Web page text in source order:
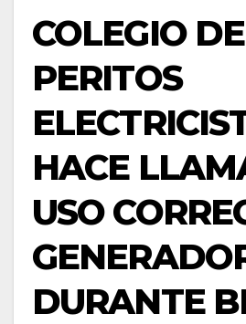
COLEGIO DE
PERITOS
HACE
USO
DURANTE